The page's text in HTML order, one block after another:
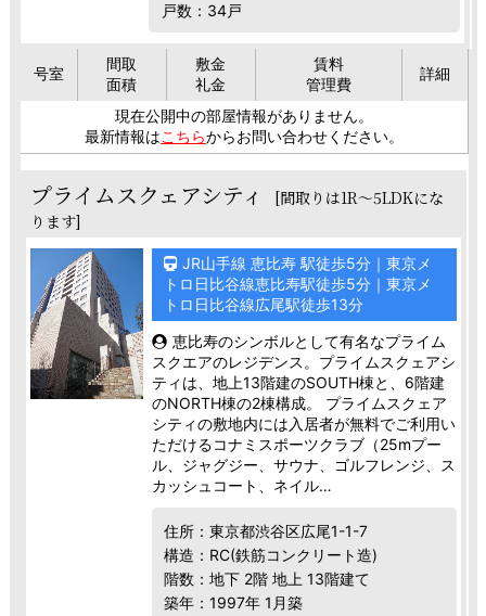
戸数：34戸
号室
間取
面積
敷金
礼金
賃料
管理費
詳細
現在公開中の部屋情報がありません。
最新情報はこちらからお問い合わせください。
プライムスクェアシティ
[間取りは1R～5LDKにな
ります]
JR山手線 恵比寿 駅徒歩5分｜東京メ
トロ日比谷線恵比寿駅徒歩5分｜東京メ
トロ日比谷線広尾駅徒歩13分
恵比寿のシンボルとして有名なプライム
スクエアのレジデンス。プライムスクェアシ
ティは、地上13階建のSOUTH棟と、6階建
のNORTH棟の2棟構成。 プライムスクェア
シティの敷地内には入居者が無料でご利用い
ただけるコナミスポーツクラブ（25mプー
ル、ジャグジー、サウナ、ゴルフレンジ、ス
カッシュコート、ネイル…
住所：東京都渋谷区広尾1-1-7
構造：RC(鉄筋コンクリート造)
階数：地下 2階 地上 13階建て
築年：1997年 1月築